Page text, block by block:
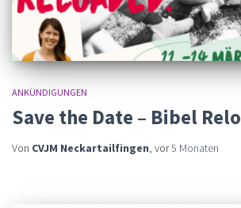
ANKÜNDIGUNGEN
Save the Date – Bibel
Von CVJM Neckartailfingen, vor5 Monaten